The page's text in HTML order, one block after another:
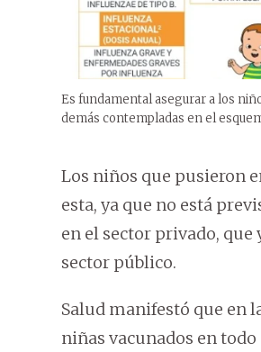
Es fundamental asegurar a los
demás contempladas en el
Los niños que pusieron
esta, ya que no está
en el sector privado, que
sector público.
Salud manifestó que en
niñas vacunados en